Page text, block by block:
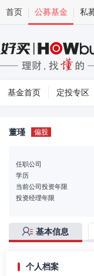
首页 公募基金 私
基金首页 定投专区
董瑾 偏股
任职公司
学历
当前公司投资年限
投资经理年限
基本信息
个人档案